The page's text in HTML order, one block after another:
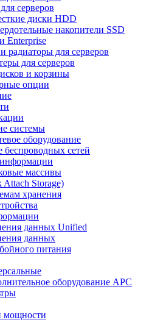
серверов
диски HDD
накопители SSD
Enterprise
радиаторы для серверов
для серверов
и корзины
опции
системы
оборудование
беспроводных сетей
массивы
Storage)
хранения
данных Unified
данных
питания
оборудование АРС